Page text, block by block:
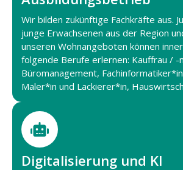
Wir bilden zukünftige Fachkräfte aus.
junge Erwachsenen aus der Region
unseren Wohnangeboten können
folgende Berufe erlernen: Kauffrau / -
Büromanagement,
Maler*in und Lackierer*in,
Digitalisierung und KI